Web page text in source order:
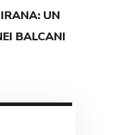
UN
BALCANI